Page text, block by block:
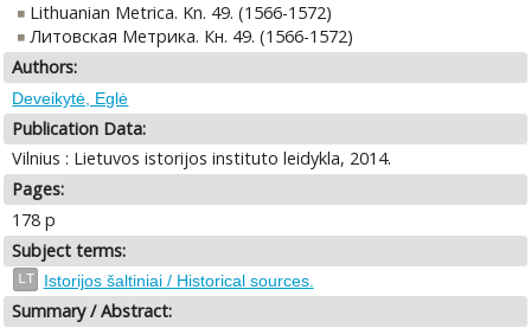
Lithuanian Metrica. Kn. 49. (1566-1572)
Литовская Метрика. Кн. 49. (1566-1572)
Authors:
Deveikytė, Eglė
Publication Data:
Vilnius : Lietuvos istorijos instituto leidykla, 2014.
Pages:
178 p
Subject terms:
LT Istorijos šaltiniai / Historical sources.
Summary / Abstract: